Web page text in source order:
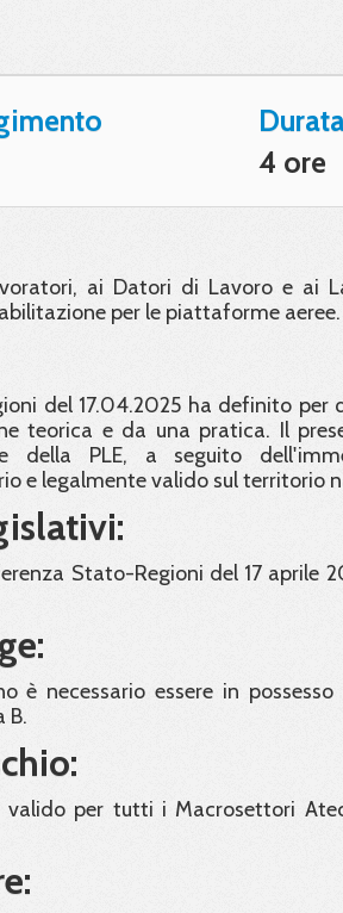
4 ore
ai Datori di Lavoro e ai
per le piattaforme aeree.
del 17.04.2025 ha definito
teorica e da una pratica. Il
della PLE, a seguito
e legalmente valido sul territorio
Stato-Regioni del 17 aprile
è necessario essere in
B.
per tutti i Macrosettori